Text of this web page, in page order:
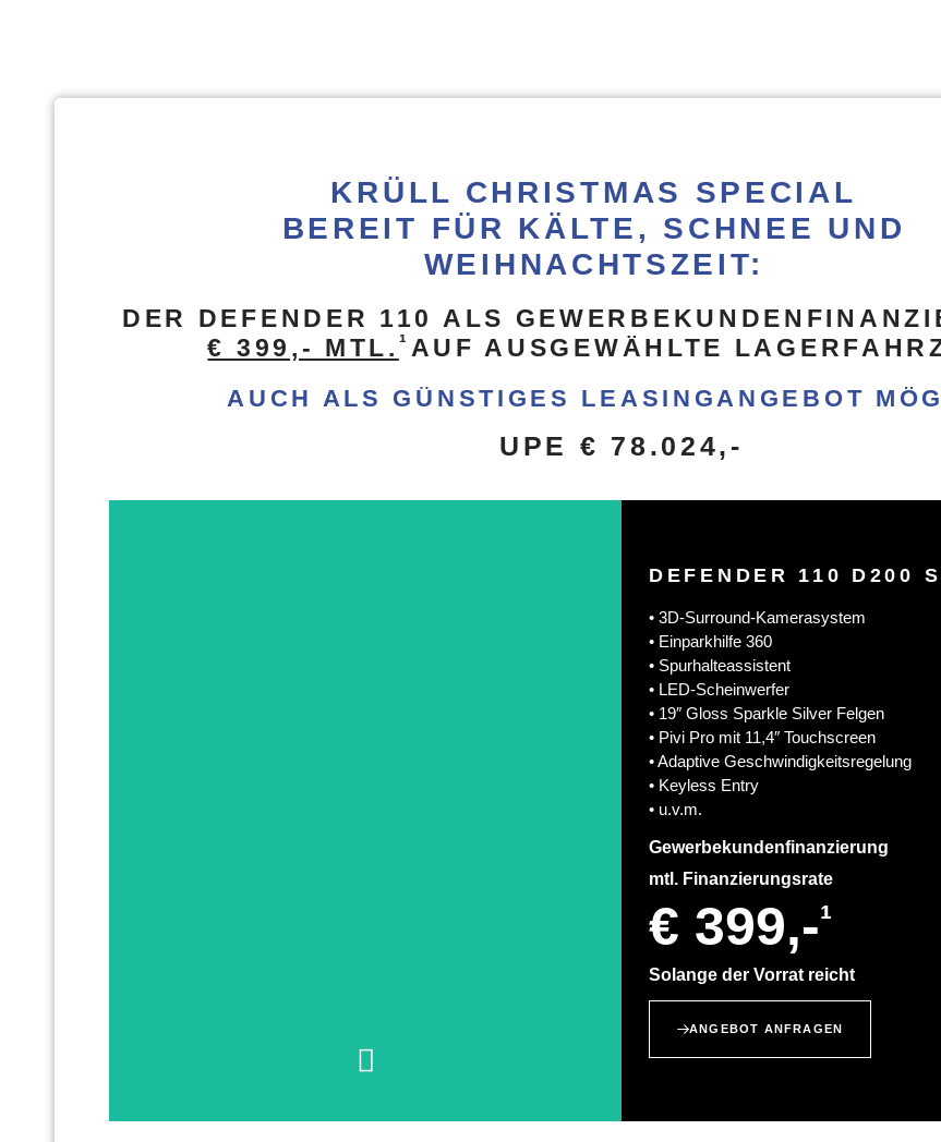
KRÜLL CHRISTMAS SPECIAL
BEREIT FÜR KÄLTE, SCHNEE UND
WEIHNACHTSZEIT:
DER DEFENDER 110 ALS
€ 399,- MTL. ¹ AUF AUSGEWÄHLTE
AUCH ALS GÜNSTIGES LEASINGANGEBOT
UPE € 78.024,-
DEFENDER 110 D200 S
• 3D-Surround-Kamerasystem
• Einparkhilfe 360
• Spurhalteassistent
• LED-Scheinwerfer
• 19″ Gloss Sparkle Silver Felgen
• Pivi Pro mit 11,4″ Touchscreen
• Adaptive Geschwindigkeitsregelung
• Keyless Entry
• u.v.m.
Gewerbekundenfinanzierung
mtl. Finanzierungsrate
€ 399,-¹
Solange der Vorrat reicht
ANGEBOT ANFRAGEN